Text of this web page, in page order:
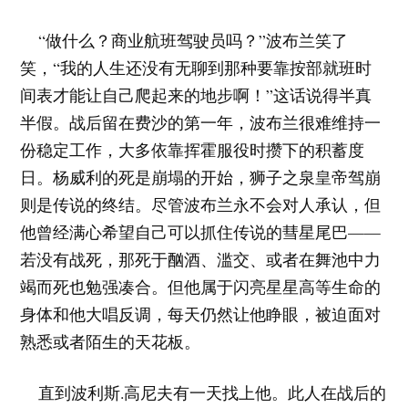
“做什么？商业航班驾驶员吗？”波布兰笑了
笑，“我的人生还没有无聊到那种要靠按部就班时
间表才能让自己爬起来的地步啊！”这话说得半真
半假。战后留在费沙的第一年，波布兰很难维持一
份稳定工作，大多依靠挥霍服役时攒下的积蓄度
日。杨威利的死是崩塌的开始，狮子之泉皇帝驾崩
则是传说的终结。尽管波布兰永不会对人承认，但
他曾经满心希望自己可以抓住传说的彗星尾巴——
若没有战死，那死于酗酒、滥交、或者在舞池中力
竭而死也勉强凑合。但他属于闪亮星星高等生命的
身体和他大唱反调，每天仍然让他睁眼，被迫面对
熟悉或者陌生的天花板。
直到波利斯.高尼夫有一天找上他。此人在战后的